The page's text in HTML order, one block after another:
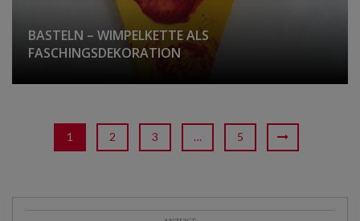
BASTELN – WIMPELKETTE ALS
FASCHINGSDEKORATION
1 2 3 … 5